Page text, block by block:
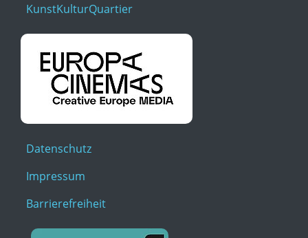
KunstKulturQuartier
Datenschutz
Impressum
Barrierefreiheit